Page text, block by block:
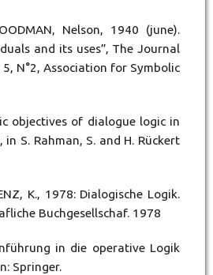
Nelson, 1940 (june).
and its uses”, The Journal
N°2, Association for Symbolic
objectives of dialogue logic in
S. Rahman, S. and H. Rückert
K., 1978: Dialogische Logik.
Buchgesellschaf. 1978
in die operative Logik
Springer.